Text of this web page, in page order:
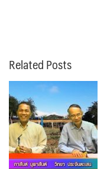
Related Posts